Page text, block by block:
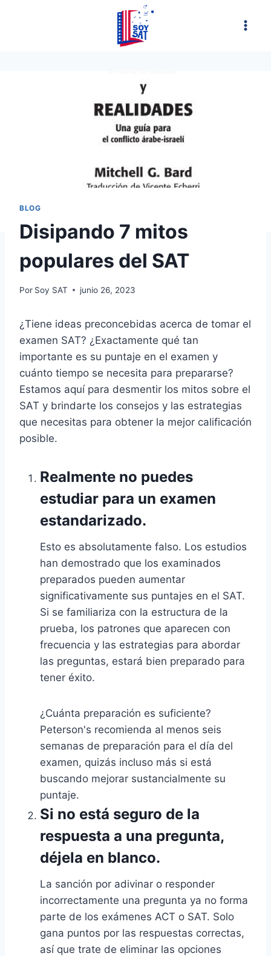
BLOG
Disipando 7 mitos
populares del SAT
Por Soy SAT junio 26, 2023
¿Tiene ideas preconcebidas acerca de tomar el
examen SAT? ¿Exactamente qué tan
importante es su puntaje en el examen y
cuánto tiempo se necesita para prepararse?
Estamos aquí para desmentir los mitos sobre el
SAT y brindarte los consejos y las estrategias
que necesitas para obtener la mejor calificación
posible.
Realmente no puedes
estudiar para un examen
estandarizado.
Esto es absolutamente falso. Los estudios
han demostrado que los examinados
preparados pueden aumentar
significativamente sus puntajes en el SAT.
Si se familiariza con la estructura de la
prueba, los patrones que aparecen con
frecuencia y las estrategias para abordar
las preguntas, estará bien preparado para
tener éxito.
¿Cuánta preparación es suficiente?
Peterson's recomienda al menos seis
semanas de preparación para el día del
examen, quizás incluso más si está
buscando mejorar sustancialmente su
puntaje.
Si no está seguro de la
respuesta a una pregunta,
déjela en blanco.
La sanción por adivinar o responder
incorrectamente una pregunta ya no forma
parte de los exámenes ACT o SAT. Solo
gana puntos por las respuestas correctas,
así que trate de eliminar las opciones